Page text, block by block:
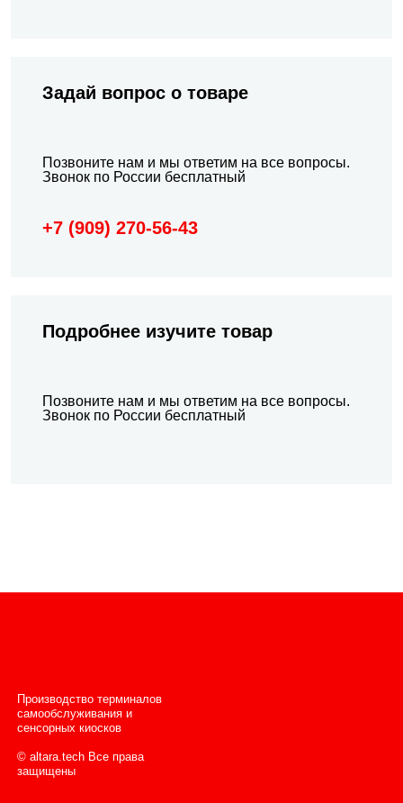
Задай вопрос о товаре
Позвоните нам и мы ответим на все вопросы.
Звонок по России бесплатный
+7 (909) 270-56-43
Подробнeе изучите товар
Позвоните нам и мы ответим на все вопросы.
Звонок по России бесплатный
Производство терминалов
самообслуживания и
сенсорных киосков
© altara.tech Все права
защищены